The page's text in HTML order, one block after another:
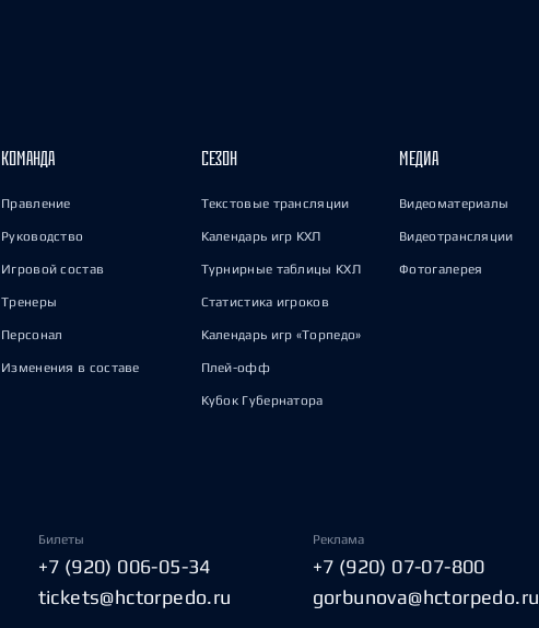
КОМАНДА
Правление
Руководство
Игровой состав
Тренеры
Персонал
Изменения в составе
СЕЗОН
Текстовые трансляции
Календарь игр КХЛ
Турнирные таблицы КХЛ
Статистика игроков
Календарь игр «Торпедо»
Плей-офф
Кубок Губернатора
МЕДИА
Видеоматериалы
Видеотрансляции
Фотогалерея
Билеты
+7 (920) 006-05-34
tickets@hctorpedo.ru
Реклама
+7 (920) 07-07-800
gorbunova@hctorpedo.ru